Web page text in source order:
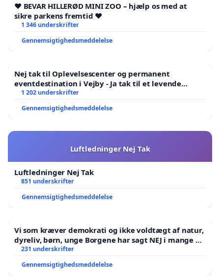
❤️ BEVAR HILLERØD MINI ZOO – hjælp os med at
sikre parkens fremtid ❤️
1 346 underskrifter
Gennemsigtighedsmeddelelse
Nej tak til Oplevelsescenter og permanent
eventdestination i Vejby - Ja tak til et levende
lokalområde i balance
1 202 underskrifter
Gennemsigtighedsmeddelelse
Luftledninger Nej Tak
Luftledninger Nej Tak
851 underskrifter
Gennemsigtighedsmeddelelse
Vi som kræver demokrati og ikke voldtægt af natur,
dyreliv, børn, unge Borgene har sagt NEJ i mange år.
Der er
231 underskrifter
Gennemsigtighedsmeddelelse